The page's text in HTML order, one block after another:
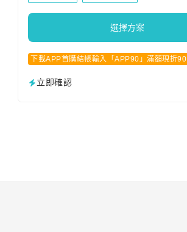
選擇方案
下載APP首購結帳輸入「APP90」滿額現折90
立即確認